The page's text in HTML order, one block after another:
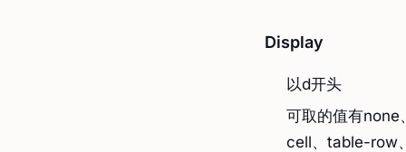
Display
以d开头
可取的值有
cell、table-row